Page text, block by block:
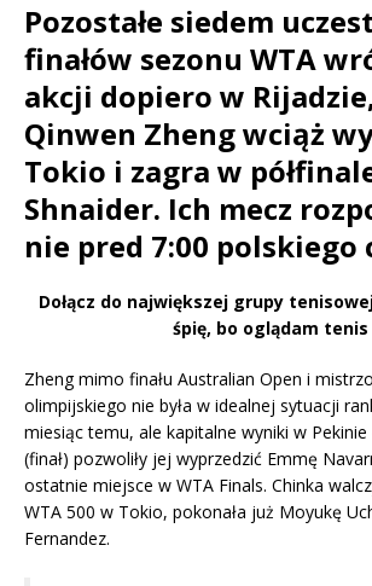
Pozostałe siedem
finałów sezonu WTA
akcji dopiero w
Qinwen Zheng wciąż
Tokio i zagra w
Shnaider. Ich mecz
nie pred 7:00 polskiego
Dołącz do największej grupy
śpię, bo oglądam tenis
Zheng mimo finału Australian Open i
olimpijskiego nie była w idealnej sytuacji
miesiąc temu, ale kapitalne wyniki w Pekinie
(finał) pozwoliły jej wyprzedzić Emmę
ostatnie miejsce w WTA Finals. Chinka
WTA 500 w Tokio, pokonała już Moyukę
Fernandez.